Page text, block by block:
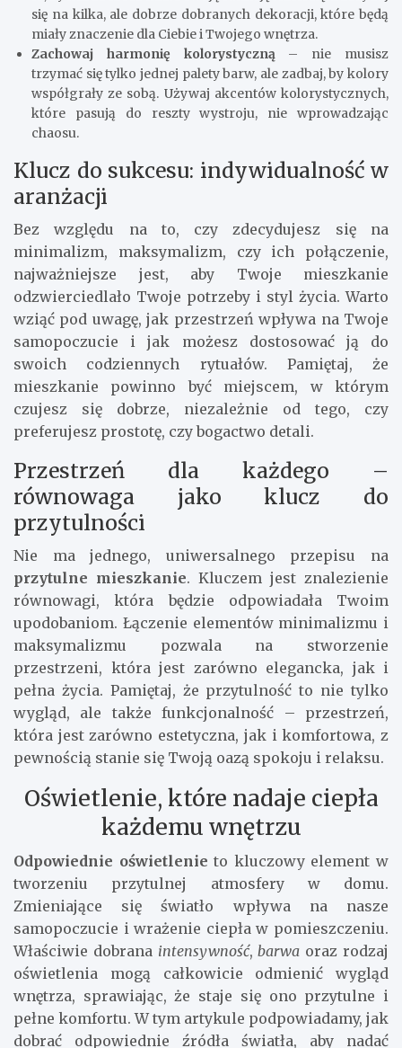
się na kilka, ale dobrze dobranych dekoracji, które będą
miały znaczenie dla Ciebie i Twojego wnętrza.
Zachowaj harmonię kolorystyczną– nie musisz
trzymać się tylko jednej palety barw, ale zadbaj, by kolory
współgrały ze sobą. Używaj akcentów kolorystycznych,
które pasują do reszty wystroju, nie wprowadzając
chaosu.
Klucz do sukcesu: indywidualność w
aranżacji
Bez względu na to, czy zdecydujesz się na
minimalizm, maksymalizm, czy ich połączenie,
najważniejsze jest, aby Twoje mieszkanie
odzwierciedlało Twoje potrzeby i styl życia. Warto
wziąć pod uwagę, jak przestrzeń wpływa na Twoje
samopoczucie i jak możesz dostosować ją do
swoich codziennych rytuałów. Pamiętaj, że
mieszkanie powinno być miejscem, w którym
czujesz się dobrze, niezależnie od tego, czy
preferujesz prostotę, czy bogactwo detali.
Przestrzeń dla każdego –
równowaga jako klucz do
przytulności
Nie ma jednego, uniwersalnego przepisu na
przytulne mieszkanie. Kluczem jest znalezienie
równowagi, która będzie odpowiadała Twoim
upodobaniom. Łączenie elementów minimalizmu i
maksymalizmu pozwala na stworzenie
przestrzeni, która jest zarówno elegancka, jak i
pełna życia. Pamiętaj, że przytulność to nie tylko
wygląd, ale także funkcjonalność – przestrzeń,
która jest zarówno estetyczna, jak i komfortowa, z
pewnością stanie się Twoją oazą spokoju i relaksu.
Oświetlenie, które nadaje ciepła
każdemu wnętrzu
Odpowiednie oświetlenie to kluczowy element w
tworzeniu przytulnej atmosfery w domu.
Zmieniające się światło wpływa na nasze
samopoczucie i wrażenie ciepła w pomieszczeniu.
Właściwie dobrana intensywność,barwa oraz rodzaj
oświetlenia mogą całkowicie odmienić wygląd
wnętrza, sprawiając, że staje się ono przytulne i
pełne komfortu. W tym artykule podpowiadamy, jak
dobrać odpowiednie źródła światła, aby nadać